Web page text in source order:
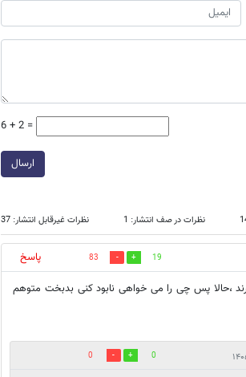
6 + 2 =
ارسال
نظرات در صف انتشار: 1 نظرات غیرقابل انتشار: 37
19
83
پاسخ
،حالا پس چی را می خواهی نابود کنی بدبخت متوهم
0
0